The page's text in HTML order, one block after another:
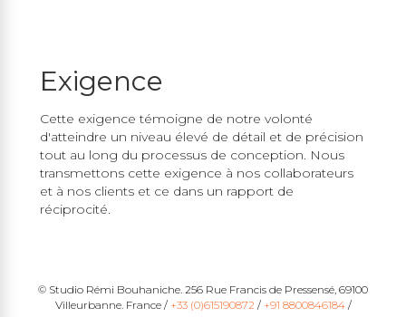
Exigence
Cette exigence témoigne de notre volonté
d'atteindre un niveau élevé de détail et de précision
tout au long du processus de conception. Nous
transmettons cette exigence à nos collaborateurs
et à nos clients et ce dans un rapport de
réciprocité.
© Studio Rémi Bouhaniche. 256 Rue Francis de Pressensé, 69100
Villeurbanne. France / +33 (0)615190872/ +91 8800846184/